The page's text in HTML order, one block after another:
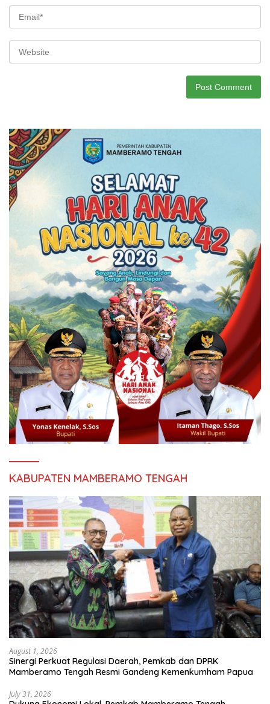
KABUPATEN MAMBERAMO TENGAH
August 1, 2026
Sinergi Perkuat Regulasi Daerah, Pemkab dan DPRK
Mamberamo Tengah Resmi Gandeng Kemenkumham Papua
July 31, 2026